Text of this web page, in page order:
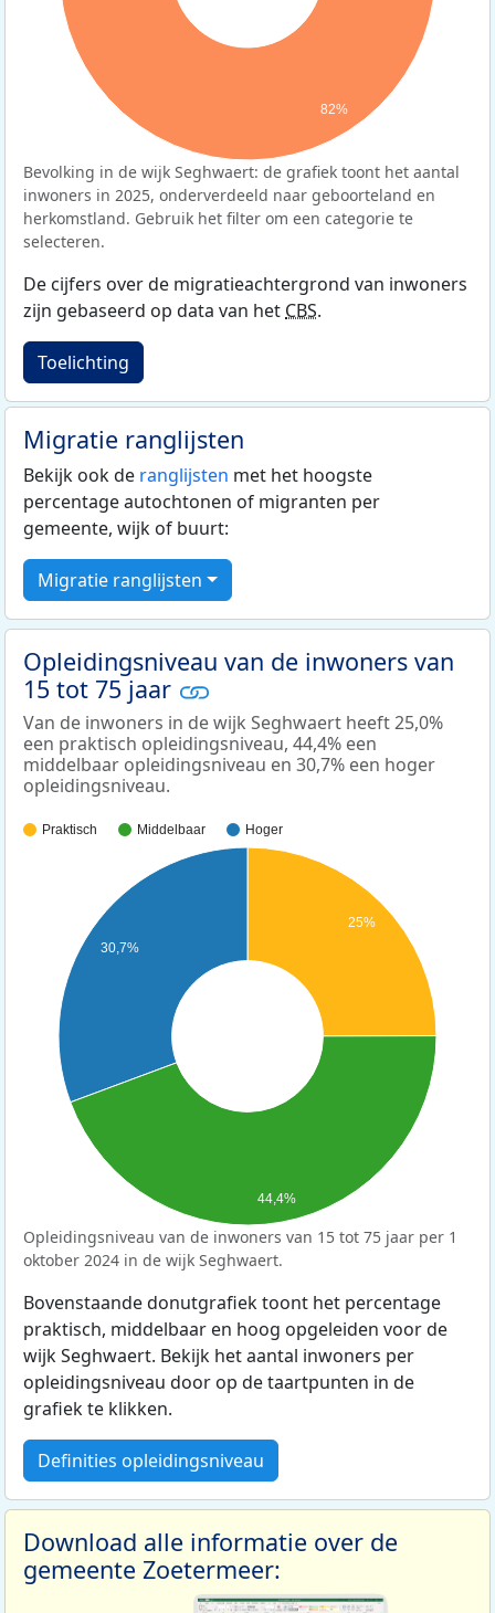
82%
Bevolking in de wijk Seghwaert: de grafiek toont het aantal
inwoners in 2025, onderverdeeld naar geboorteland en
herkomstland. Gebruik het filter om een categorie te
selecteren.
De cijfers over de migratieachtergrond van inwoners
zijn gebaseerd op data van het CBS.
Toelichting
Migratie ranglijsten
Bekijk ook de ranglijsten met het hoogste
percentage autochtonen of migranten per
gemeente, wijk of buurt:
Migratie ranglijsten
Opleidingsniveau van de inwoners van
15 tot 75 jaar
Van de inwoners in de wijk Seghwaert heeft 25,0%
een praktisch opleidingsniveau, 44,4% een
middelbaar opleidingsniveau en 30,7% een hoger
opleidingsniveau.
Praktisch Middelbaar Hoger
25%
30,7%
44,4%
Opleidingsniveau van de inwoners van 15 tot 75 jaar per 1
oktober 2024 in de wijk Seghwaert.
Bovenstaande donutgrafiek toont het percentage
praktisch, middelbaar en hoog opgeleiden voor de
wijk Seghwaert. Bekijk het aantal inwoners per
opleidingsniveau door op de taartpunten in de
grafiek te klikken.
Definities opleidingsniveau
Download alle informatie over de
gemeente Zoetermeer: